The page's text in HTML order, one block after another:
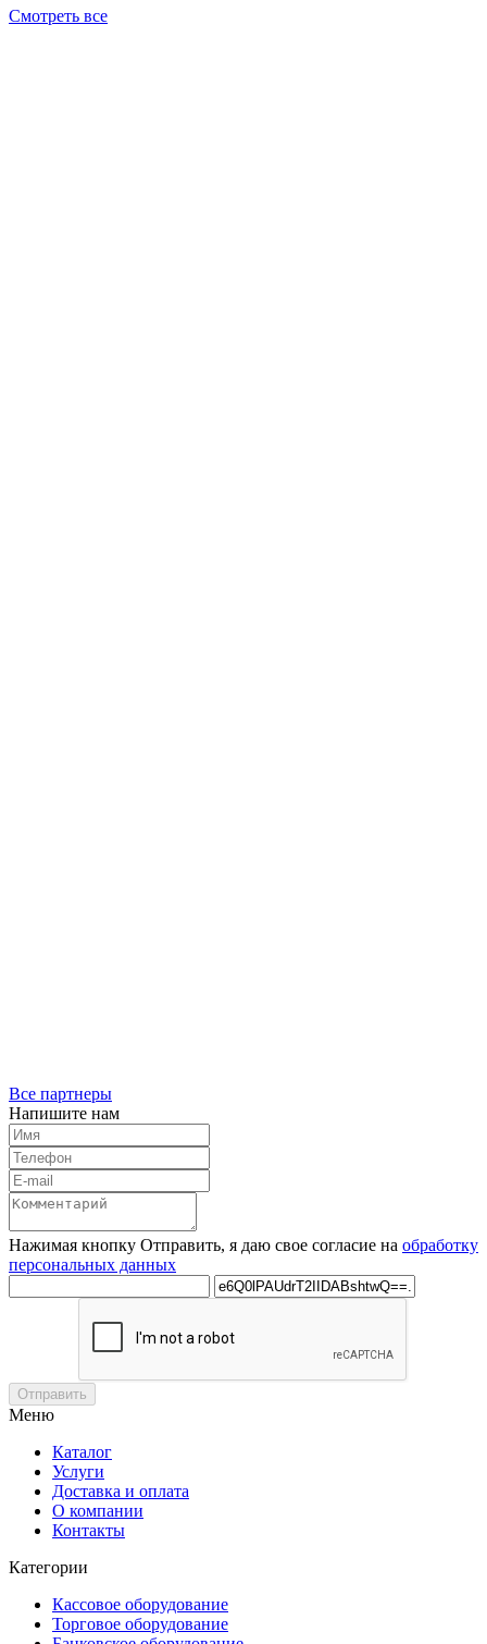
Смотреть все
Все партнеры
Напишите нам
Нажимая кнопку Отправить, я даю свое согласие на обработку
персональных данных
Отправить
Меню
Каталог
Услуги
Доставка и оплата
О компании
Контакты
Категории
Кассовое оборудование
Торговое оборудование